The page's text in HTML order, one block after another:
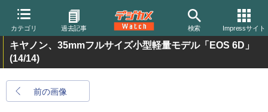
カテゴリ 過去記事 検索 Impressサイト
キヤノン、35mmフルサイズ小型軽量モデル「EOS 6D」
(14/14)
前の画像